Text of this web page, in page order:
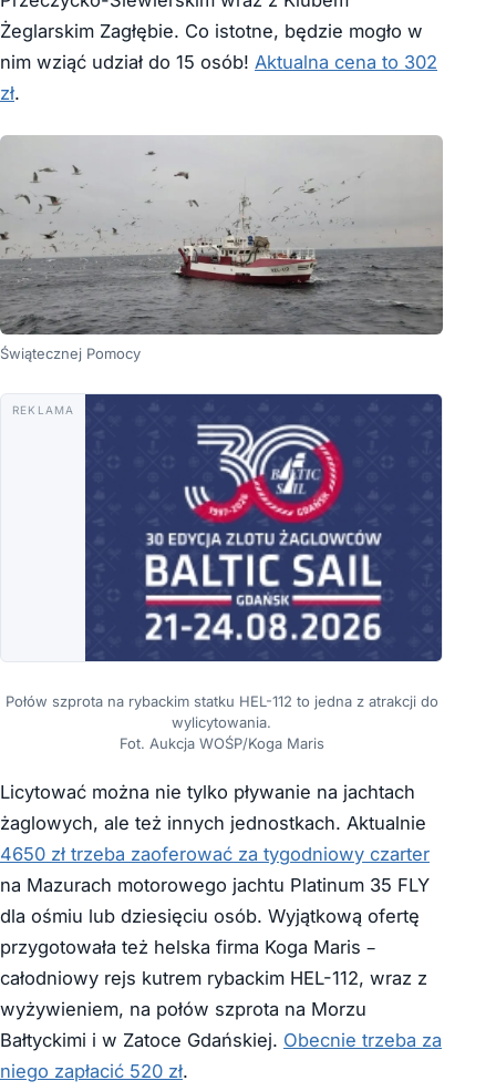
Żeglarskim Zagłębie. Co istotne, będzie mogło w
nim wziąć udział do 15 osób! Aktualna cena to 302
zł.
Świątecznej Pomocy
REKLAMA
Połów szprota na rybackim statku HEL-112 to jedna z atrakcji do
wylicytowania.
Fot. Aukcja WOŚP/Koga Maris
Licytować można nie tylko pływanie na jachtach
żaglowych, ale też innych jednostkach. Aktualnie
4650 zł trzeba zaoferować za tygodniowy czarter
na Mazurach motorowego jachtu Platinum 35 FLY
dla ośmiu lub dziesięciu osób. Wyjątkową ofertę
przygotowała też helska firma Koga Maris –
całodniowy rejs kutrem rybackim HEL-112, wraz z
wyżywieniem, na połów szprota na Morzu
Bałtyckimi i w Zatoce Gdańskiej. Obecnie trzeba za
niego zapłacić 520 zł.